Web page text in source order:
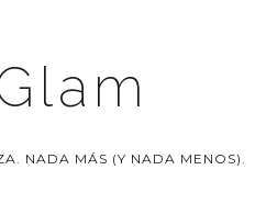
NADA MÁS (Y NADA MENOS).